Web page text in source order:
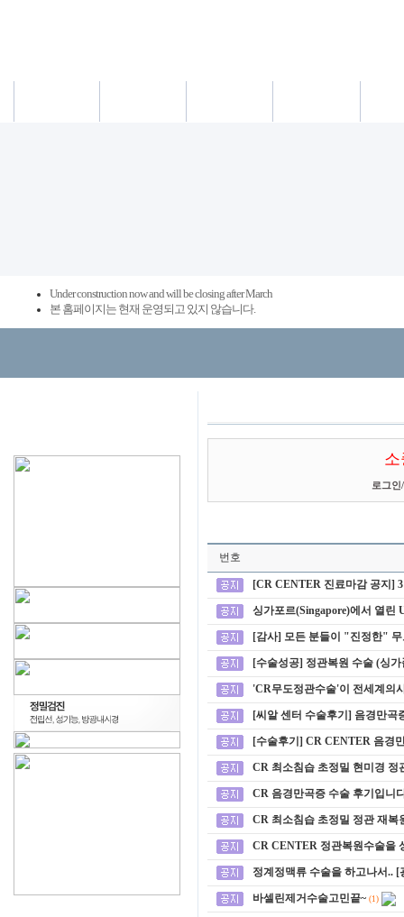
Under construction now and will be closing after March
본 홈페이지는 현재 운영되고 있지 않습니다.
소
로그인 /
번호
[CR CENTER 진료마감 공지]
싱가포르(Singapore)에서 열린
[감사] 모든 분들이 "진정한"
[수술성공] 정관복원 수술 (싱가
'CR무도정관수술'이 전세계의
[씨알 센터 수술후기] 음경만
[수술후기] CR CENTER 음경
CR 최소침습 초정밀 현미경 정
CR 음경만곡증 수술 후기입니
CR 최소침습 초정밀 정관 재
CR CENTER 정관복원수술을
정계정맥류 수술을 하고나서.. [
바셀린제거수술고민끝~ (1)